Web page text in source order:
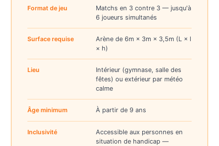
Format de jeu
Matchs en 3 contre 3 — jusqu'à
6 joueurs simultanés
Surface requise
Arène de 6m × 3m × 3,5m (L × l
× h)
Lieu
Intérieur (gymnase, salle des
fêtes) ou extérieur par météo
calme
Âge minimum À partir de 9 ans
Inclusivité
Accessible aux personnes en
situation de handicap —